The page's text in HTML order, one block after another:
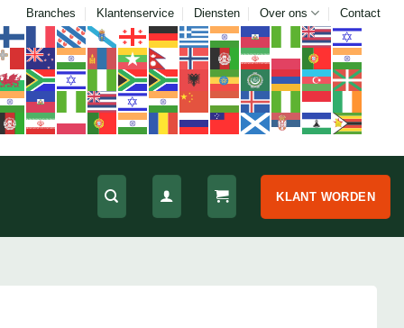
Branches Klantenservice Diensten Over ons Contact
KLANT WORDEN